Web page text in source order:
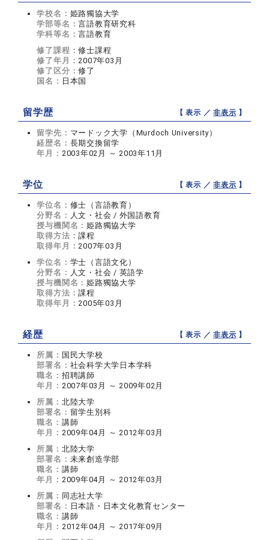
学校名： 姫路獨協大学
学部等名：言語教育研究科
学科等名：言語教育
修了課程：修士課程
修了年月：2007年03月
修了区分：修了
国名： 日本国
留学歴 【 表示 ／非表示 】
留学先： マードック大学（Murdoch University）
経歴名： 長期交換留学
年月： 2003年02月 ～ 2003年11月
学位 【 表示 ／非表示 】
学位名： 修士（言語教育）
分野名： 人文・社会 / 外国語教育
授与機関名：姫路獨協大学
取得方法：課程
取得年月：2007年03月
学位名： 学士（言語文化）
分野名： 人文・社会 / 英語学
授与機関名：姫路獨協大学
取得方法：課程
取得年月：2005年03月
経歴 【 表示 ／非表示 】
所属： 国民大学校
部署名： 社会科学大学日本学科
職名： 招聘講師
年月： 2007年03月 ～ 2009年02月
所属： 北陸大学
部署名： 留学生別科
職名： 講師
年月： 2009年04月 ～ 2012年03月
所属： 北陸大学
部署名： 未来創造学部
職名： 講師
年月： 2009年04月 ～ 2012年03月
所属： 同志社大学
部署名： 日本語・日本文化教育センター
職名： 講師
年月： 2012年04月 ～ 2017年09月